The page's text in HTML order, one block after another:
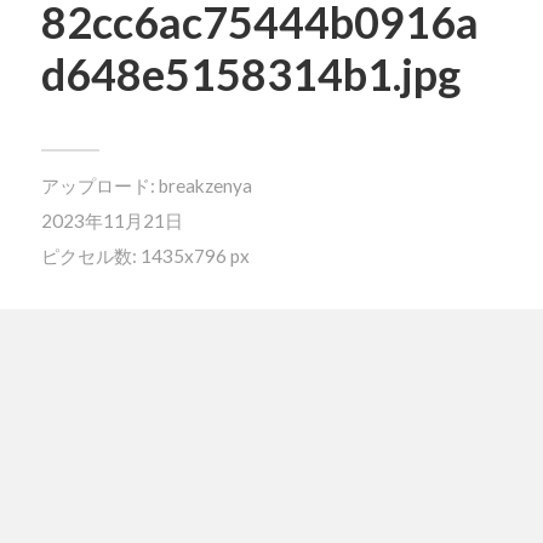
82cc6ac75444b0916a
d648e5158314b1.jpg
アップロード: breakzenya
2023年11月21日
ピクセル数: 1435x796 px